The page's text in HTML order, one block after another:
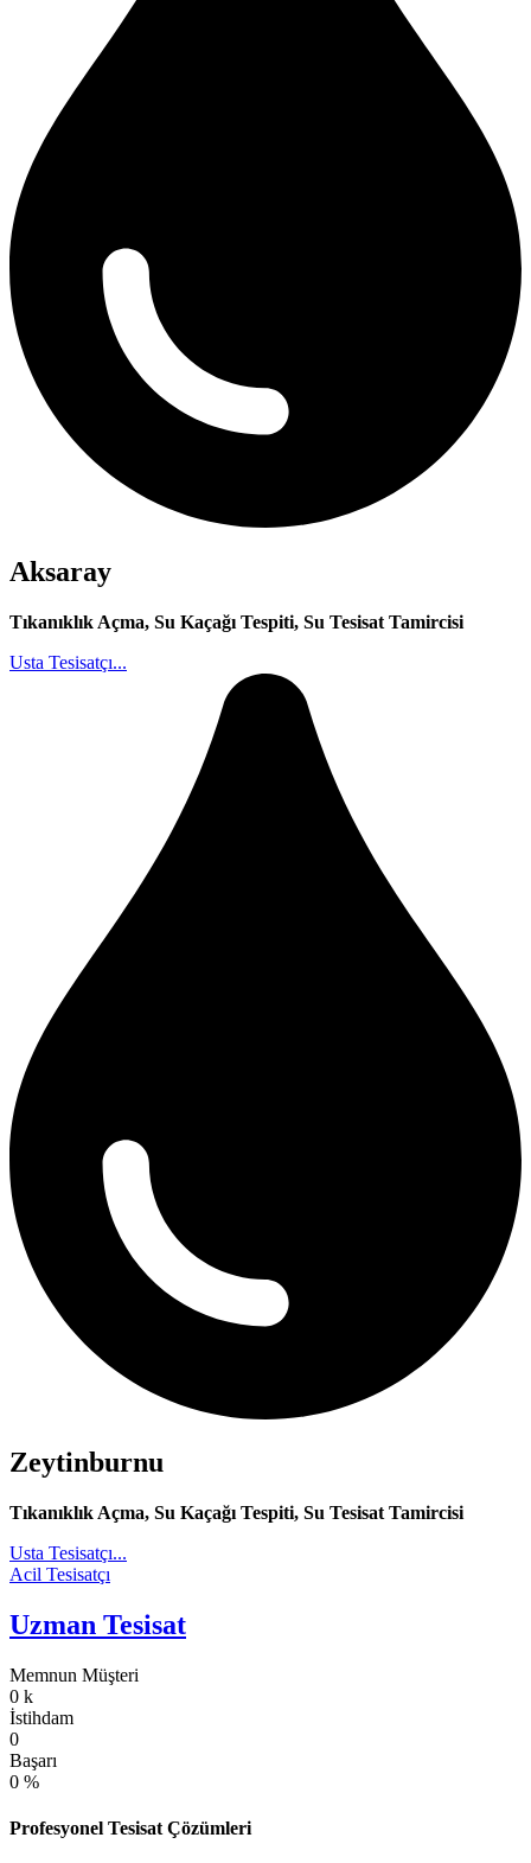
Aksaray
Tıkanıklık Açma, Su Kaçağı Tespiti, Su Tesisat Tamircisi
Usta Tesisatçı...
Zeytinburnu
Tıkanıklık Açma, Su Kaçağı Tespiti, Su Tesisat Tamircisi
Usta Tesisatçı...
Acil Tesisatçı
Uzman Tesisat
Memnun Müşteri
0 k
İstihdam
0
Başarı
0 %
Profesyonel Tesisat Çözümleri